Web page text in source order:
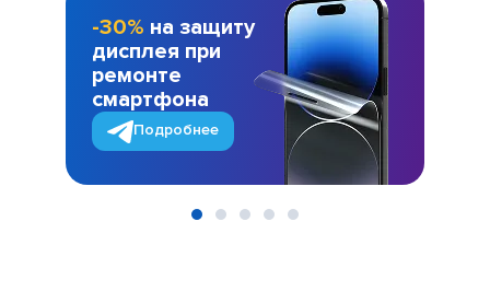
-30% на защиту
дисплея при
ремонте
смартфона
Подробнее